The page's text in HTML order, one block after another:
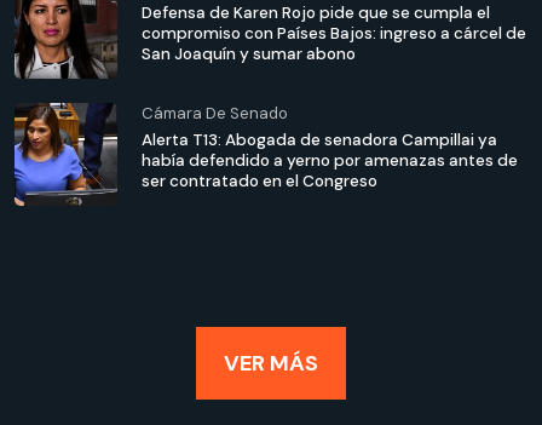
Defensa de Karen Rojo pide que se cumpla el
compromiso con Países Bajos: ingreso a cárcel de
San Joaquín y sumar abono
Cámara De Senado
Alerta T13: Abogada de senadora Campillai ya
había defendido a yerno por amenazas antes de
ser contratado en el Congreso
VER MÁS